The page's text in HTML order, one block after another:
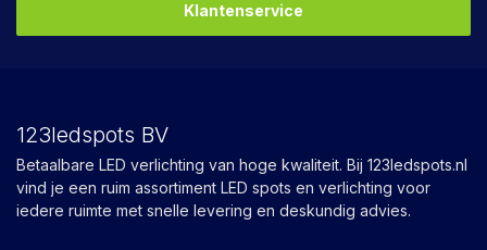
Klantenservice
123ledspots BV
Betaalbare LED verlichting van hoge kwaliteit. Bij 123ledspots.nl
vind je een ruim assortiment LED spots en verlichting voor
iedere ruimte met snelle levering en deskundig advies.